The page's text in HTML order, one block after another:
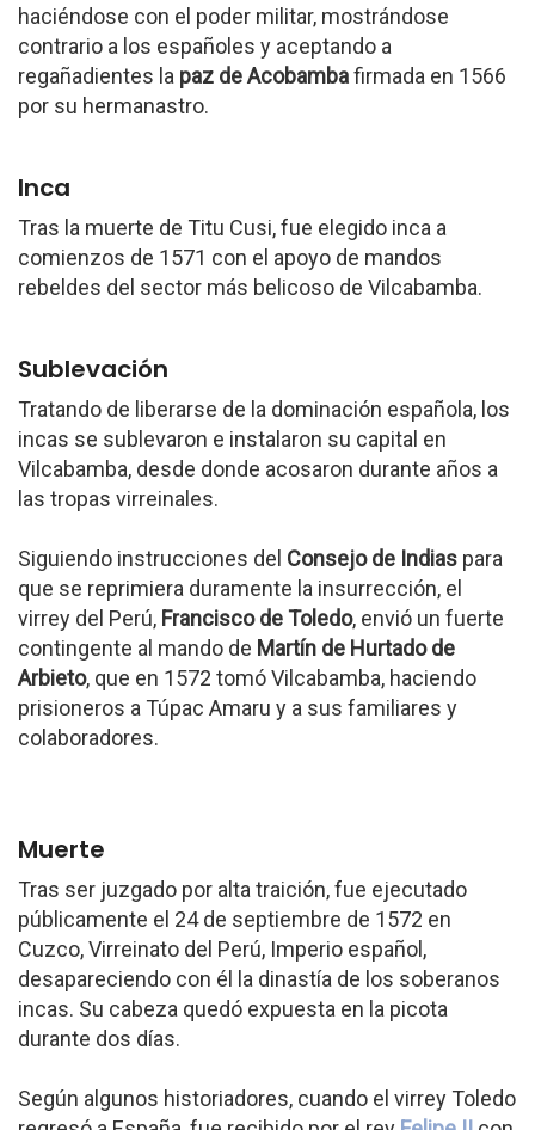
haciéndose con el poder militar, mostrándose
contrario a los españoles y aceptando a
regañadientes la paz de Acobambafirmada en 1566
por su hermanastro.
Inca
Tras la muerte de Titu Cusi, fue elegido inca a
comienzos de 1571 con el apoyo de mandos
rebeldes del sector más belicoso de Vilcabamba.
Sublevación
Tratando de liberarse de la dominación española, los
incas se sublevaron e instalaron su capital en
Vilcabamba, desde donde acosaron durante años a
las tropas virreinales.
Siguiendo instrucciones del Consejo de Indias para
que se reprimiera duramente la insurrección, el
virrey del Perú, Francisco de Toledo, envió un fuerte
contingente al mando de Martín de Hurtado de
Arbieto, que en 1572 tomó Vilcabamba, haciendo
prisioneros a Túpac Amaru y a sus familiares y
colaboradores.
Muerte
Tras ser juzgado por alta traición, fue ejecutado
públicamente el 24 de septiembre de 1572 en
Cuzco, Virreinato del Perú, Imperio español,
desapareciendo con él la dinastía de los soberanos
incas. Su cabeza quedó expuesta en la picota
durante dos días.
Según algunos historiadores, cuando el virrey Toledo